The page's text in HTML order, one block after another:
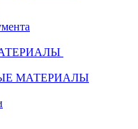
МАТЕРИАЛЫ